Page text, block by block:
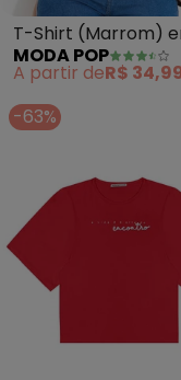
T-Shirt (Marrom)
Malha de Algodão
MODA POP
A partir deR$
-63%